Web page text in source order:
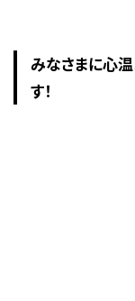
みなさまに心
す！